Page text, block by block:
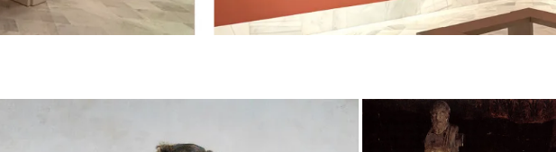
8